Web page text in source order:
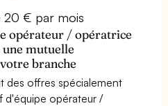
20 € par mois
opérateur / opératrice
mutuelle
branche
des offres spécialement
d'équipe opérateur /